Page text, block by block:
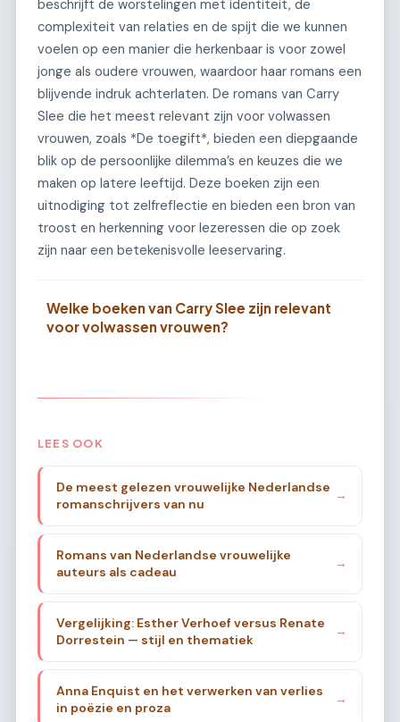
beschrijft de worstelingen met identiteit, de
complexiteit van relaties en de spijt die we kunnen
voelen op een manier die herkenbaar is voor zowel
jonge als oudere vrouwen, waardoor haar romans een
blijvende indruk achterlaten. De romans van Carry
Slee die het meest relevant zijn voor volwassen
vrouwen, zoals *De toegift*, bieden een diepgaande
blik op de persoonlijke dilemma’s en keuzes die we
maken op latere leeftijd. Deze boeken zijn een
uitnodiging tot zelfreflectie en bieden een bron van
troost en herkenning voor lezeressen die op zoek
zijn naar een betekenisvolle leeservaring.
Welke boeken van Carry Slee zijn relevant
voor volwassen vrouwen?
LEES OOK
De meest gelezen vrouwelijke Nederlandse
romanschrijvers van nu
→
Romans van Nederlandse vrouwelijke
auteurs als cadeau
→
Vergelijking: Esther Verhoef versus Renate
Dorrestein — stijl en thematiek
→
Anna Enquist en het verwerken van verlies
in poëzie en proza
→